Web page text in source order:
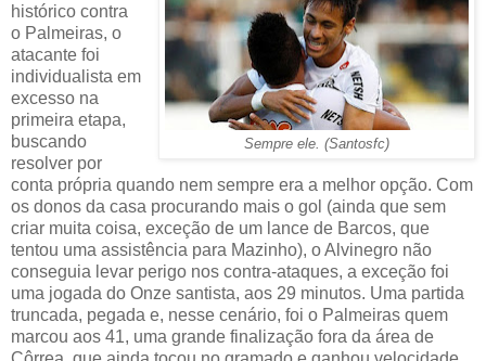
Sempre ele. (Santosfc)
histórico contra
o Palmeiras, o
atacante foi
individualista em
excesso na
primeira etapa,
buscando
resolver por
conta própria quando nem sempre era a melhor opção. Com
os donos da casa procurando mais o gol (ainda que sem
criar muita coisa, exceção de um lance de Barcos, que
tentou uma assistência para Mazinho), o Alvinegro não
conseguia levar perigo nos contra-ataques, a exceção foi
uma jogada do Onze santista, aos 29 minutos. Uma partida
truncada, pegada e, nesse cenário, foi o Palmeiras quem
marcou aos 41, uma grande finalização fora da área de